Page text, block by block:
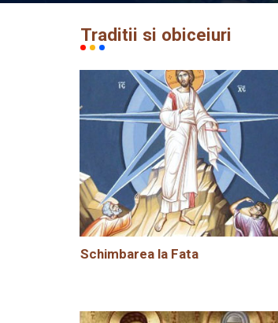
Traditii si obiceiuri
Schimbarea la Fata